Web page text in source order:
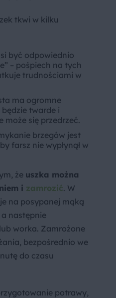
tkwi w kilku
być odpowiednio
– pośpiech na tych
trudnościami w
ma ogromne
twarde i
może się przedrzeć.
brzegów jest
farsz nie wypłynął w
że uszka można
i zamrozić. W
na posypanej mąką
następnie
worka. Zamrożone
bezpośrednio we
do czasu
potrawy,